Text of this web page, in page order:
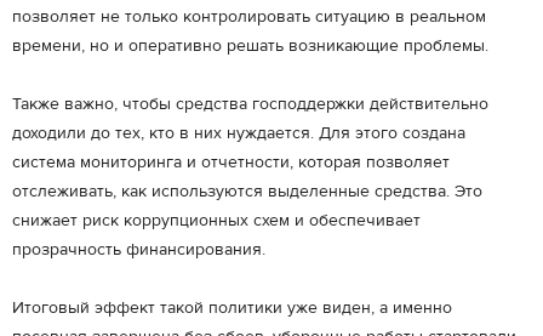
позволяет не только контролировать ситуацию в реальном
времени, но и оперативно решать возникающие проблемы.
Также важно, чтобы средства господдержки действительно
доходили до тех, кто в них нуждается. Для этого создана
система мониторинга и отчетности, которая позволяет
отслеживать, как используются выделенные средства. Это
снижает риск коррупционных схем и обеспечивает
прозрачность финансирования.
Итоговый эффект такой политики уже виден, а именно